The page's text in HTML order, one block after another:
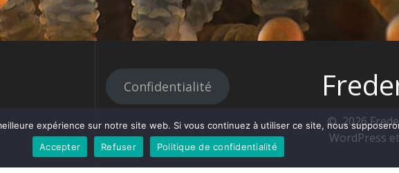
Confidentialité
© 2026
WordPress
expérience sur notre site web. Si vous continuez à utiliser ce site, nous
Accepter
Refuser Politique de confidentialité